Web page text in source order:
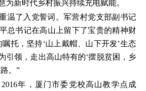
为新时代乡村振兴持续充电赋能。
温了入党誓词。军营村党支部副书记
总书记在高山上留下了宝贵的精神财
托，坚持‘山上戴帽、山下开发’生态
引领，走出高山特有的‘摆脱贫困，乡
。”
年，厦门市委党校高山教学点成